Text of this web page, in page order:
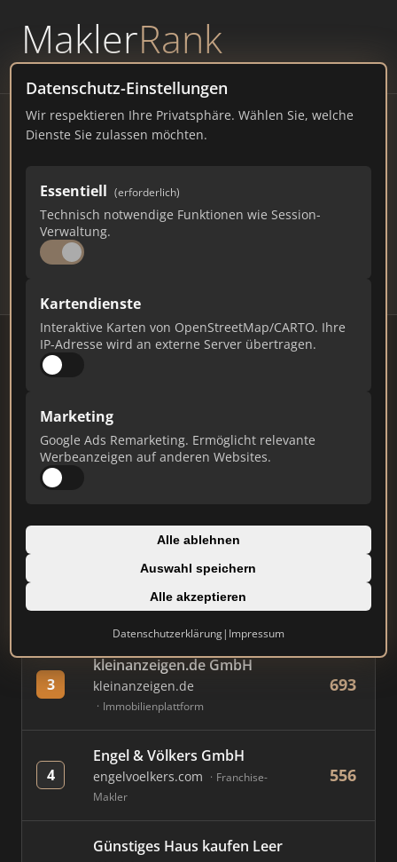
MaklerRank
powered byWAVEPOINT
Datenschutz-Einstellungen
Wir respektieren Ihre Privatsphäre. Wählen Sie, welche
Dienste Sie zulassen möchten.
Essentiell (erforderlich)
Technisch notwendige Funktionen wie Session-
Verwaltung.
Kartendienste
Interaktive Karten von OpenStreetMap/CARTO. Ihre
IP-Adresse wird an externe Server übertragen.
Marketing
Google Ads Remarketing. Ermöglicht relevante
Werbeanzeigen auf anderen Websites.
Alle ablehnen
Auswahl speichern
Alle akzeptieren
Datenschutzerklärung| Impressum
Immobilienmakler Melle –
Ranking Juli 2026
NIEDERSACHSEN 47.000 EINWOHNER
63 477
# MAKLER / FIRMA
1 immobilienscout24.de
Immobilienplattform
832
AVIV Germany GmbH
immowelt.de Immobilienplattform
3
kleinanzeigen.de GmbH
kleinanzeigen.de
Immobilienplattform
693
4
Engel & Völkers GmbH
engelvoelkers.com
Franchise-
Makler
556
Günstiges Haus kaufen Leer